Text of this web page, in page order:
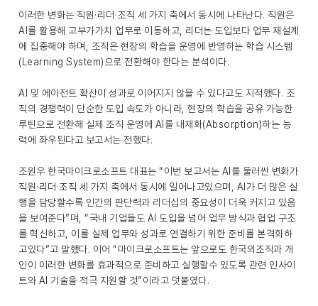
이러한 변화는 직원·리더·조직 세 가지 축에서 동시에 나타난다. 직원은
AI를 활용해 고부가가치 업무로 이동하고, 리더는 도입보다 업무 재설계
에 집중해야 하며, 조직은 현장의 학습을 운영에 반영하는 학습 시스템
(Learning System)으로 전환해야 한다는 분석이다.
AI 및 에이전트 확산이 성과로 이어지지 않을 수 있다고도 지적했다. 조
직의 경쟁력이 단순한 도입 속도가 아니라, 현장의 학습을 공유 가능한
루틴으로 전환해 실제 조직 운영에 AI를 내재화(Absorption)하는 능
력에 좌우된다고 보고서는 전했다.
조원우 한국마이크로소프트 대표는 “이번 보고서는 AI를 둘러싼 변화가
직원·리더·조직 세 가지 축에서 동시에 일어나고있으며, AI가 더 많은 실
행을 담당할수록 인간의 판단력과 리더십의 중요성이 더욱 커지고 있음
을 보여준다”며, “국내 기업들도 AI 도입을 넘어 업무 방식과 협업 구조
를 혁신하고, 이를 실제 업무와 성과로 연결하기 위한 준비를 본격화하
고있다”고 말했다. 이어 “마이크로소프트는 앞으로도 한국의조직과 개
인이 이러한 변화를 효과적으로 준비하고 실행할수 있도록 관련 인사이
트와 AI 기술을 적극 지원할 것”이라고 덧붙였다.